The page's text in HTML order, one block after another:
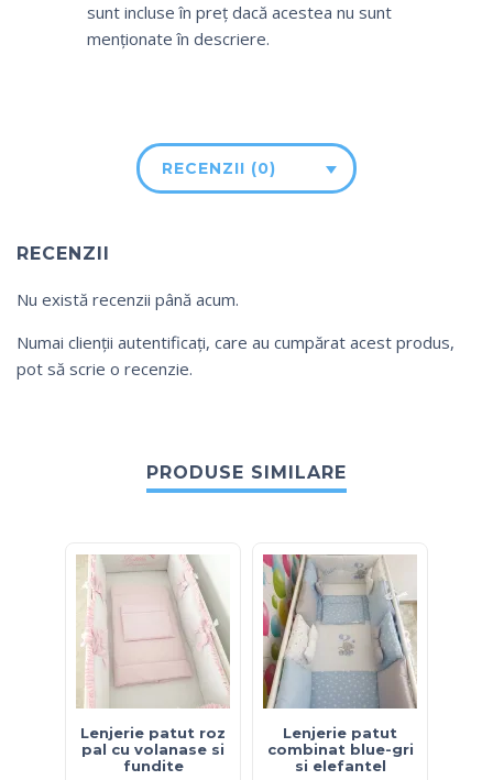
sunt incluse în preț dacă acestea nu sunt
menționate în descriere.
RECENZII (0)
RECENZII
Nu există recenzii până acum.
Numai clienții autentificați, care au cumpărat acest produs,
pot să scrie o recenzie.
PRODUSE SIMILARE
Lenjerie patut roz
pal cu volanase si
fundite
Lenjerie patut
combinat blue-gri
si elefantel